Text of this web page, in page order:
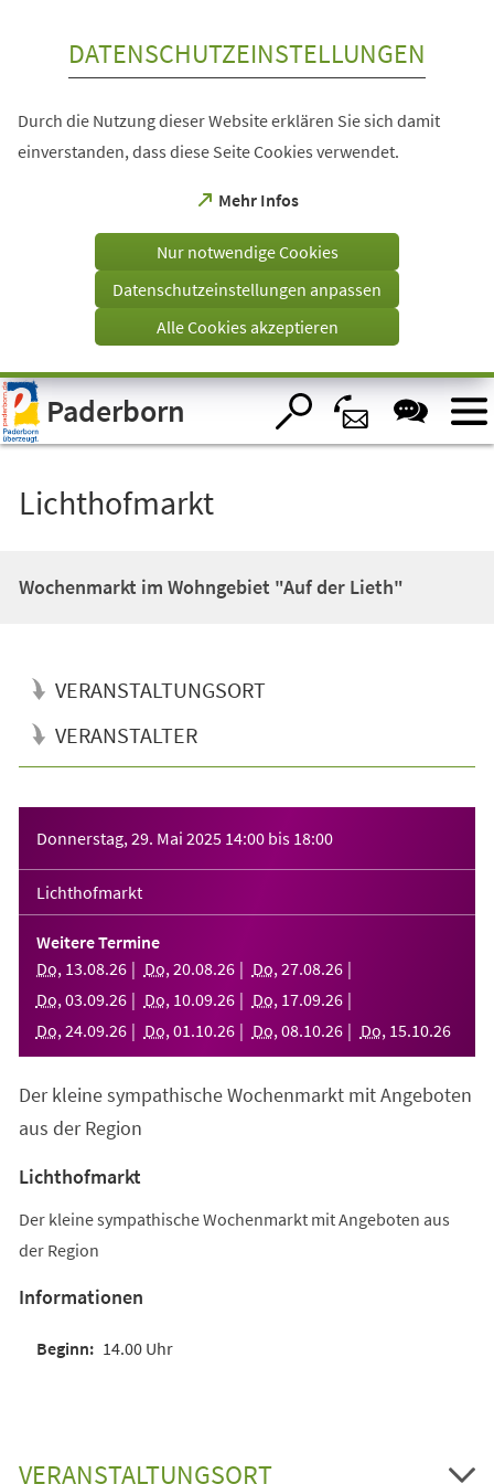
Visuelle
Assistenzsoftware
öffnen.
DATENSCHUTZEINSTELLUNGEN
Durch die Nutzung dieser Website erklären Sie sich damit
einverstanden, dass diese Seite Cookies verwendet.
Mehr Infos
(Öffnet
einem
Tab)
Nur notwendige Cookies
Datenschutzeinstellungen anpassen
Alle Cookies akzeptieren
Paderborn
Lichthofmarkt
Wochenmarkt im Wohngebiet "Auf der Lieth"
VERANSTALTUNGSORT
VERANSTALTER
Donnerstag, 29. Mai 2025 14:00 bis 18:00
Lichthofmarkt
Weitere Termine
Do, 13.08.26 Do, 20.08.26 Do, 27.08.26
Do, 03.09.26 Do, 10.09.26 Do, 17.09.26
Do, 24.09.26 Do, 01 .10.26 Do, 08.10.26 Do, 15.10.26
Der kleine sympathische Wochenmarkt mit Angeboten
aus der Region
Lichthofmarkt
Der kleine sympathische Wochenmarkt mit Angeboten aus
der Region
Informationen
14.00 Uhr
VERANSTALTUNGSORT